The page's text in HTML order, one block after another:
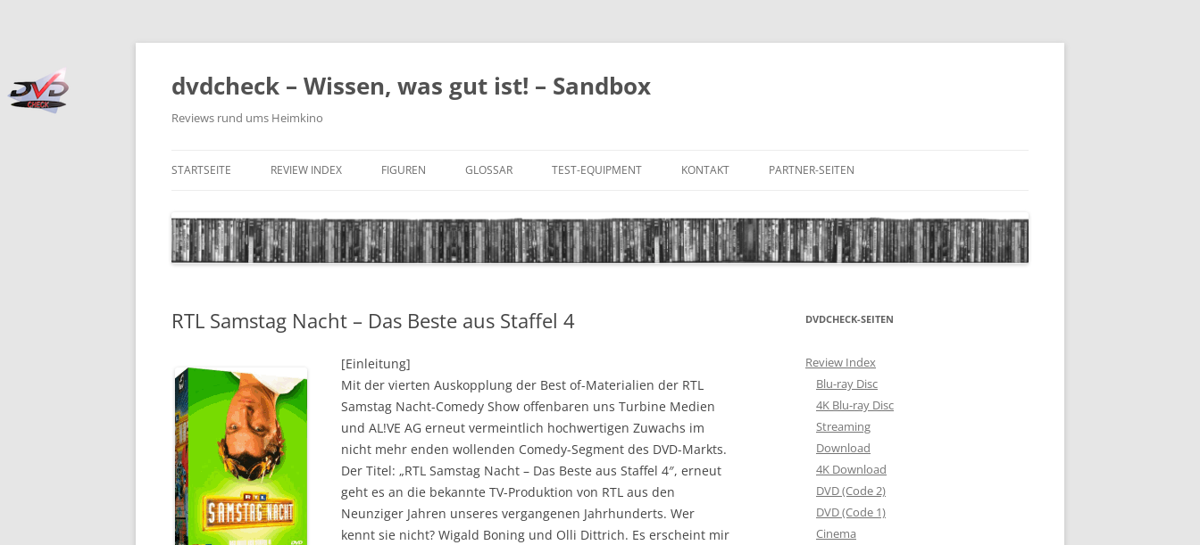
Zum
springen
dvdcheck – Wissen, was gut ist! – Sandbox
Reviews rund ums Heimkino
STARTSEITE REVIEW INDEX
4K BLU-RAY DISC
DOWNLOAD
DVD (CODE 2)
DVD (CODE 1)
CINEMA
GAMES
HD-DVD
FIGUREN GLOSSAR
BILD & TON
UNTERTITEL-TYPEN
TEST-EQUIPMENT KONTAKT
IMPRESSUM
PARTNER-SEITEN
RTL Samstag Nacht – Das Beste aus Staffel 4
[Einleitung]
Mit der vierten Auskopplung der Best of-Materialien der RTL
Samstag Nacht-Comedy Show offenbaren uns Turbine Medien
und AL!VE AG erneut vermeintlich hochwertigen Zuwachs im
nicht mehr enden wollenden Comedy-Segment des DVD-Markts.
Der Titel: „RTL Samstag Nacht – Das Beste aus Staffel 4″, erneut
geht es an die bekannte TV-Produktion von RTL aus den
Neunziger Jahren unseres vergangenen Jahrhunderts. Wer
kennt sie nicht? Wigald Boning und Olli Dittrich. Es erscheint mir
DVDCHECK-SEITEN
Review Index
Blu-ray Disc
4K Blu-ray Disc
Streaming
Download
4K Download
DVD (Code 2)
DVD (Code 1)
Cinema